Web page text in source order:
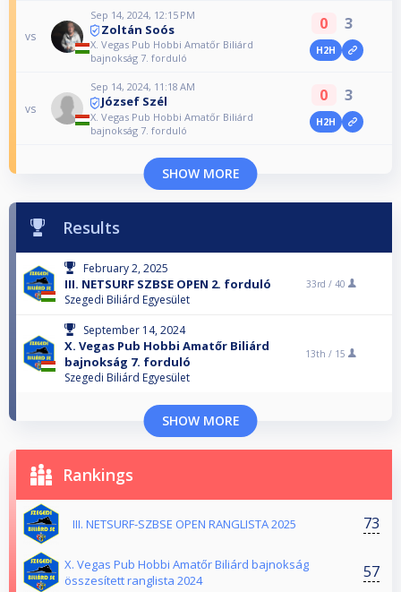
vs
Sep 14, 2024, 12:15 PM
Zoltán Soós
X. Vegas Pub Hobbi Amatőr Biliárd
bajnokság 7. forduló
0 3
H2H
vs
Sep 14, 2024, 11:18 AM
József Szél
X. Vegas Pub Hobbi Amatőr Biliárd
bajnokság 7. forduló
0 3
H2H
SHOW MORE
Results
February 2, 2025
III. NETSURF SZBSE OPEN 2. forduló
Szegedi Biliárd Egyesület
33rd / 40
September 14, 2024
X. Vegas Pub Hobbi Amatőr Biliárd
bajnokság 7. forduló
Szegedi Biliárd Egyesület
13th / 15
SHOW MORE
Rankings
III. NETSURF-SZBSE OPEN RANGLISTA 2025 73
X. Vegas Pub Hobbi Amatőr Biliárd bajnokság
összesített ranglista 2024
57